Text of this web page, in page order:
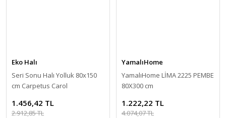
Eko Halı
Seri Sonu Halı Yolluk 80x150
cm Carpetus Carol
1.456,42 TL
2.912,85 TL
YamalıHome
YamalıHome LİMA 2225 PEMBE
80X300 cm
1.222,22 TL
4.074,07 TL